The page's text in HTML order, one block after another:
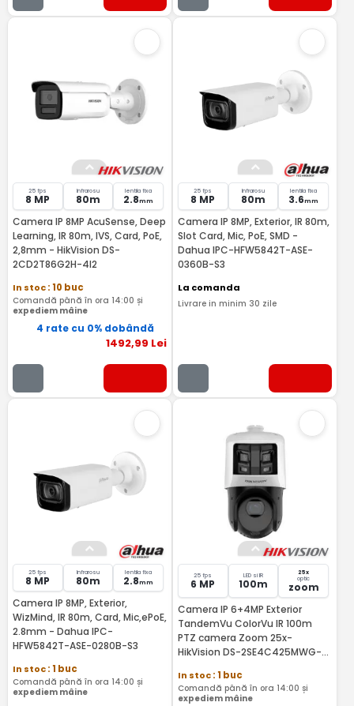
25 fps
8 MP
Infrarosu
80m
lentila fixa
2.8mm
Camera IP 8MP AcuSense, Deep
Learning, IR 80m, IVS, Card, PoE,
2,8mm - HikVision DS-
2CD2T86G2H-4I2
In stoc: 10 buc
Comandă până în ora 14:00 și
expediem mâine
4 rate cu 0% dobândă
1492,99 Lei
25 fps
8 MP
Infrarosu
80m
lentila fixa
3.6mm
Camera IP 8MP, Exterior, IR 80m,
Slot Card, Mic, PoE, SMD -
Dahua IPC-HFW5842T-ASE-
0360B-S3
La comanda
Livrare in minim 30 zile
25 fps
8 MP
Infrarosu
80m
lentila fixa
2.8mm
Camera IP 8MP, Exterior,
WizMind, IR 80m, Card, Mic,ePoE,
2.8mm - Dahua IPC-
HFW5842T-ASE-0280B-S3
In stoc: 1 buc
Comandă până în ora 14:00 și
expediem mâine
25 fps
6 MP
LED si IR
100m
25x
optic
zoom
Camera IP 6+4MP Exterior
TandemVu ColorVu IR 100m
PTZ camera Zoom 25x-
HikVision DS-2SE4C425MWG-
In stoc: 1 buc
Comandă până în ora 14:00 și
expediem mâine